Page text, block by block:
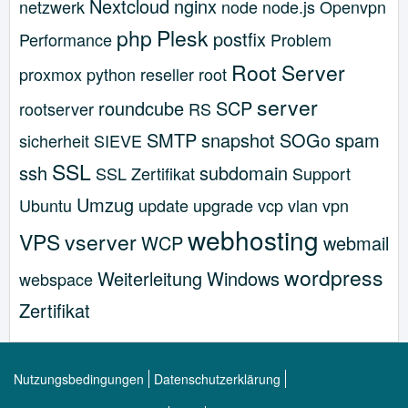
netzwerk Nextcloud nginx node node.jsOpenvpn
Performance php Plesk postfix Problem
proxmox python reseller root Root Server
rootserver roundcube RS SCPserver
sicherheit SIEVE SMTPsnapshot SOGospam
ssh SSL SSL Zertifikatsubdomain Support
Ubuntu Umzug update upgradevcpvlan vpn
VPSvserverWCPwebhosting webmail
webspaceWeiterleitung Windowswordpress
Zertifikat
Nutzungsbedingungen
Datenschutzerklärung